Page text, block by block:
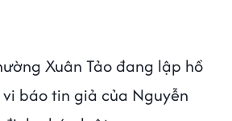
Xuân Tảo đang lập hồ
báo tin giả của Nguyễn